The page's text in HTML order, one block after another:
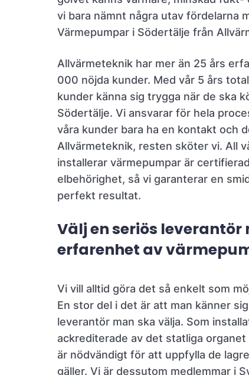
vi bara nämnt några utav fördelarna
Värmepumpar i Södertälje från
Allvärmeteknik har mer än 25 års
000 nöjda kunder. Med vår 5 års
kunder känna sig trygga när de ska
Södertälje. Vi ansvarar för hela
våra kunder bara ha en kontakt och
Allvärmeteknik, resten sköter vi. All
installerar värmepumpar är
elbehörighet, så vi garanterar en
perfekt resultat.
Välj en seriös leverantör
erfarenhet av
Vi vill alltid göra det så enkelt som
En stor del i det är att man känner
leverantör man ska välja. Som
ackrediterade av det statliga organet
är nödvändigt för att uppfylla de
gäller. Vi är dessutom medlemmar i